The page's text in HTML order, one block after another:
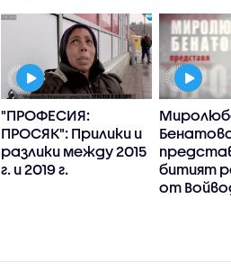
"ПРОФЕСИЯ:
ПРОСЯК": Прилики и
разлики между 2015
г. и 2019 г.
битият
от